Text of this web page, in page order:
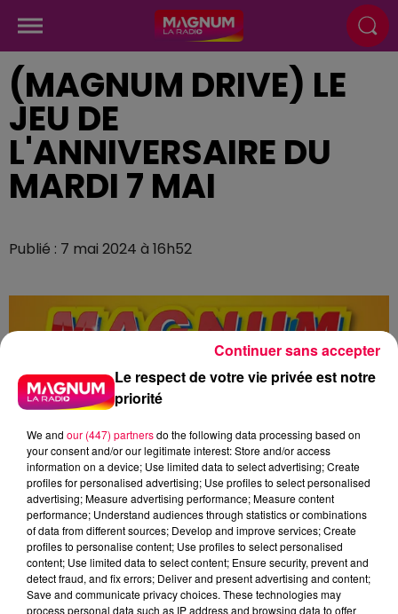
(MAGNUM DRIVE) LE
JEU DE
L'ANNIVERSAIRE DU
MARDI 7 MAI
Publié : 7 mai 2024 à 16h52
Le respect de votre vie privée est notre
priorité
We and our (447) partnersdo the following data processing based on
your consent and/or our legitimate interest: Store and/or access
information on a device; Use limited data to select advertising; Create
profiles for personalised advertising; Use profiles to select personalised
advertising; Measure advertising performance; Measure content
performance; Understand audiences through statistics or combinations
of data from different sources; Develop and improve services; Create
profiles to personalise content; Use profiles to select personalised
content; Use limited data to select content; Ensure security, prevent and
detect fraud, and fix errors; Deliver and present advertising and content;
Save and communicate privacy choices. These technologies may
process personal data such as IP address and browsing data to offer
Continuer sans accepter